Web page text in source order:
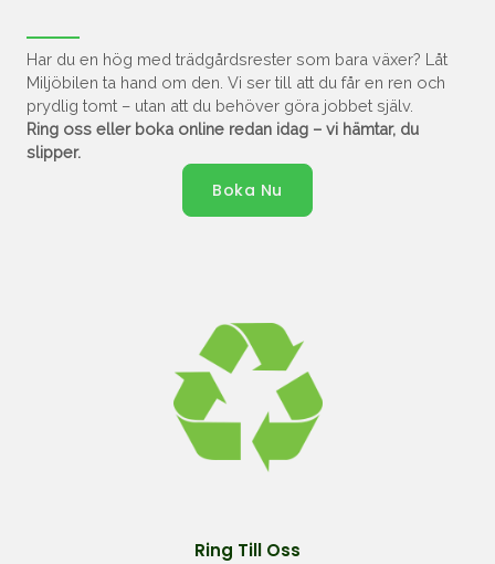
Har du en hög med trädgårdsrester som bara växer? Låt
Miljöbilen ta hand om den. Vi ser till att du får en ren och
prydlig tomt – utan att du behöver göra jobbet själv.
Ring oss eller boka online redan idag – vi hämtar, du
slipper.
Boka Nu
Ring Till Oss